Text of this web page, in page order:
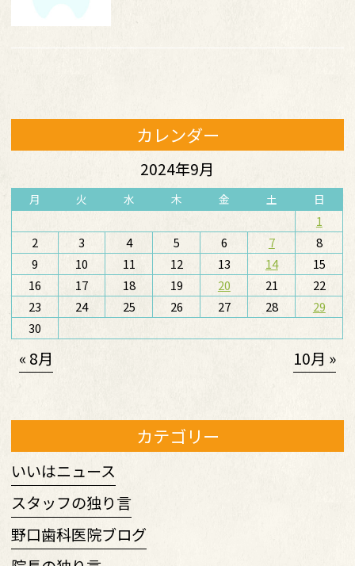
カレンダー
2024年9月
月 火 水 木 金 土 日
1
2
3 4 5 6 7
8
9
10 11 12 13 14
15
16
17 18 19 20 21
22
23
24 25 26 27 28
29
30
« 8月 10月 »
カテゴリー
いいはニュース
スタッフの独り言
野口歯科医院ブログ